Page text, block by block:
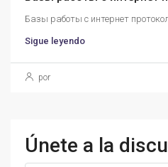
Базы работы с интернет
Sigue leyendo
por
Únete a la